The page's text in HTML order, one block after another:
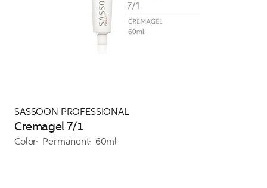
SASSOON PROFESSIONAL
Cremagel 7/1
Color Permanent 60ml